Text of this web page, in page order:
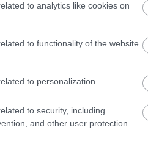
to analytics like cookies on
to functionality of the website
to personalization.
to security, including
and other user protection.
2016
είναι τα οφέλη της
το σώμα… πώς μπορεί